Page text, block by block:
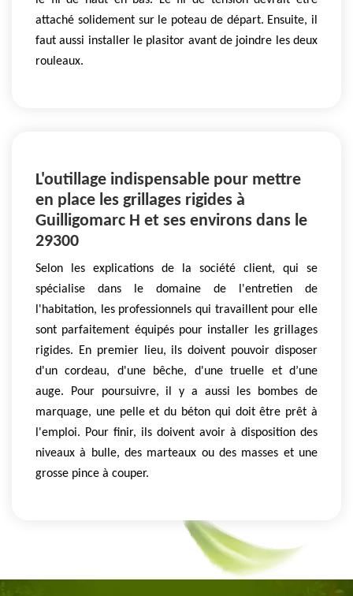
attaché solidement sur le poteau de départ. Ensuite, il
faut aussi installer le plasitor avant de joindre les deux
rouleaux.
L'outillage indispensable pour mettre
en place les grillages rigides à
Guilligomarc H et ses environs dans le
29300
Selon les explications de la société client, qui se
spécialise dans le domaine de l'entretien de
l'habitation, les professionnels qui travaillent pour elle
sont parfaitement équipés pour installer les grillages
rigides. En premier lieu, ils doivent pouvoir disposer
d'un cordeau, d'une bêche, d'une truelle et d’une
auge. Pour poursuivre, il y a aussi les bombes de
marquage, une pelle et du béton qui doit être prêt à
l'emploi. Pour finir, ils doivent avoir à disposition des
niveaux à bulle, des marteaux ou des masses et une
grosse pince à couper.